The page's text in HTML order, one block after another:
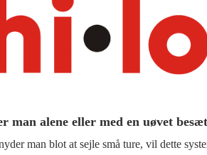
man alene eller med en uøvet
man blot at sejle små ture, vil dette